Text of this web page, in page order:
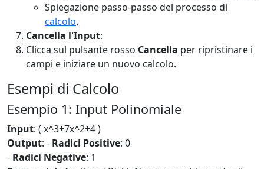
Spiegazione passo-passo del processo di
calcolo.
Cancella l'Input:
Clicca sul pulsante rosso Cancella per ripristinare i
campi e iniziare un nuovo calcolo.
Esempi di Calcolo
Esempio 1: Input Polinomiale
Input: ( x^3+7x^2+4 )
Output: - Radici Positive: 0
- Radici Negative: 1